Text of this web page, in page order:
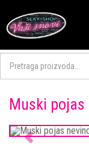
Muski
Previous